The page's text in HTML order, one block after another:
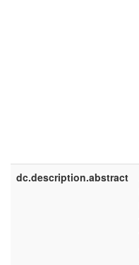
dc.description.abstract